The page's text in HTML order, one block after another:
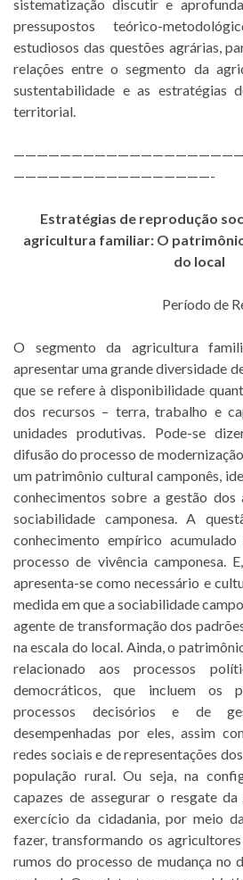
sistematização discutir e
pressupostos teórico-
estudiosos das questões agrárias,
relações entre o segmento da
sustentabilidade e as estratégias
territorial.
—————————————————-
Estratégias de reprodução
agricultura familiar: O
do local
Período de
O segmento da agricultura
apresentar uma grande diversidade
que se refere à disponibilidade
dos recursos – terra, trabalho e
unidades produtivas. Pode-se
difusão do processo de
um patrimônio cultural camponês,
conhecimentos sobre a gestão dos
sociabilidade camponesa. A
conhecimento empírico
processo de vivência camponesa.
apresenta-se como necessário e
medida em que a sociabilidade
agente de transformação dos
na escala do local. Ainda, o
relacionado aos processos
democráticos, que incluem os
processos decisórios e de
desempenhadas por eles, assim
redes sociais e de representações
população rural. Ou seja, na
capazes de assegurar o resgate
exercício da cidadania, por meio
fazer, transformando os
rumos do processo de mudança no